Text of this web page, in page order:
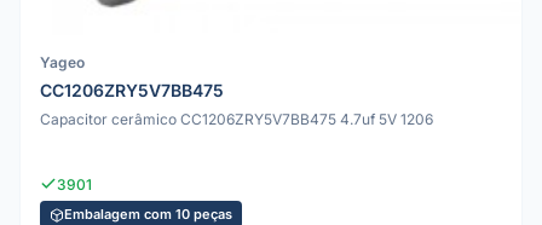
Yageo
CC1206ZRY5V7BB475
Capacitor cerâmico CC1206ZRY5V7BB475 4.7uf 5V 1206
3901
Embalagem com 10 peças